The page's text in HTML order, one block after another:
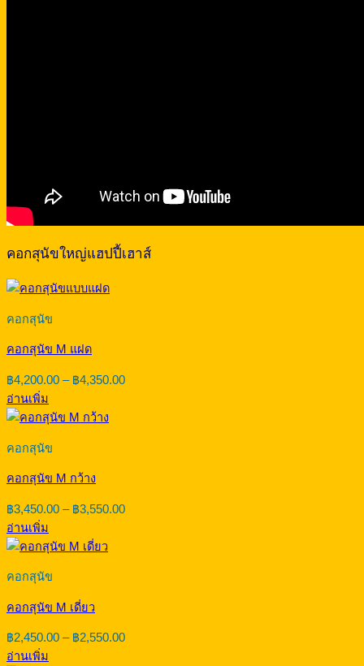
คอกสุนัขใหญ่แฮปปี้เฮาส์
คอกสุนัข
คอกสุนัข M แฝด
฿4,200.00 – ฿4,350.00Price
อ่านเพิ่ม
คอกสุนัข
คอกสุนัข M กว้าง
฿3,450.00 – ฿3,550.00Price
อ่านเพิ่ม
คอกสุนัข
คอกสุนัข M เดี่ยว
฿2,450.00 – ฿2,550.00Price
อ่านเพิ่ม